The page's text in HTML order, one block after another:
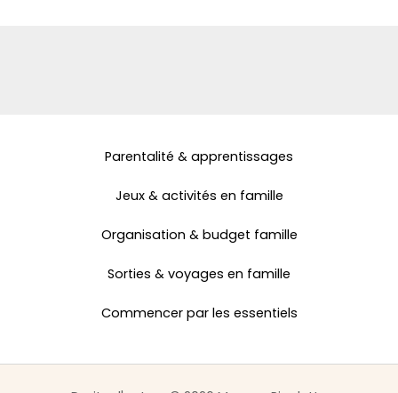
Parentalité & apprentissages
Jeux & activités en famille
Organisation & budget famille
Sorties & voyages en famille
Commencer par les essentiels